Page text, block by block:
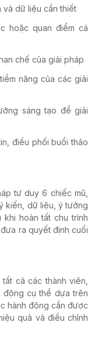
và dữ liệu cần thiết
hoặc quan điểm cá
chế của giải pháp
năng của các giải
sáng tạo để giải
điều phối buổi thảo
tư duy 6 chiếc mũ,
kiến, dữ liệu, ý tưởng
hoàn tất chu trình
ra quyết định cuối
cả các thành viên,
động cụ thể dựa trên
hành động cần được
quả và điều chỉnh